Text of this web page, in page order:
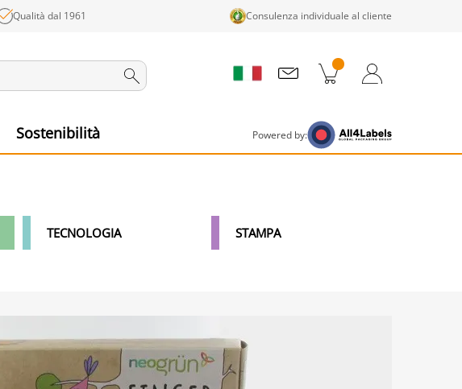
Qualità dal 1961 Consulenza individuale al cliente
Sostenibilità Powered by:
TECNOLOGIA STAMPA